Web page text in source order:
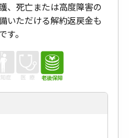
、死亡または高度障害の
いただける解約返戻金も
す。